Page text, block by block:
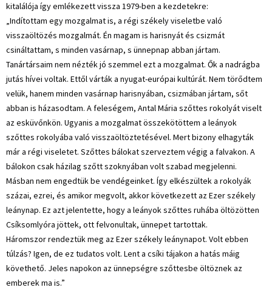
kitalálója így emlékezett vissza 1979-ben a kezdetekre:
„Indítottam egy mozgalmat is, a régi székely viseletbe való
visszaöltözés mozgalmát. Én magam is harisnyát és csizmát
csináltattam, s minden vasárnap, s ünnepnap abban jártam.
Tanártársaim nem nézték jó szemmel ezt a mozgalmat. Ők a nadrágba
jutás hívei voltak. Ettől várták a nyugat-európai kultúrát. Nem törődtem
velük, hanem minden vasárnap harisnyában, csizmában jártam, sőt
abban is házasodtam. A feleségem, Antal Mária szőttes rokolyát viselt
az esküvőnkön. Ugyanis a mozgalmat összekötöttem a leányok
szőttes rokolyába való visszaöltöztetésével. Mert bizony elhagyták
már a régi viseletet. Szőttes bálokat szerveztem végig a falvakon. A
bálokon csak házilag szőtt szoknyában volt szabad megjelenni.
Másban nem engedtük be vendégeinket. Így elkészültek a rokolyák
százai, ezrei, és amikor megvolt, akkor következett az Ezer székely
leánynap. Ez azt jelentette, hogy a leányok szőttes ruhába öltözötten
Csíksomlyóra jöttek, ott felvonultak, ünnepet tartottak.
Háromszor rendeztük meg az Ezer székely leánynapot. Volt ebben
túlzás? Igen, de ez tudatos volt. Lent a csíki tájakon a hatás máig
követhető. Jeles napokon az ünnepségre szőttesbe öltöznek az
emberek ma is.”